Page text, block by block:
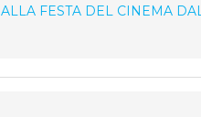
ALLA FESTA DEL CINEMA